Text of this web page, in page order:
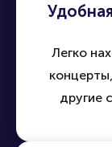
Легко
другие